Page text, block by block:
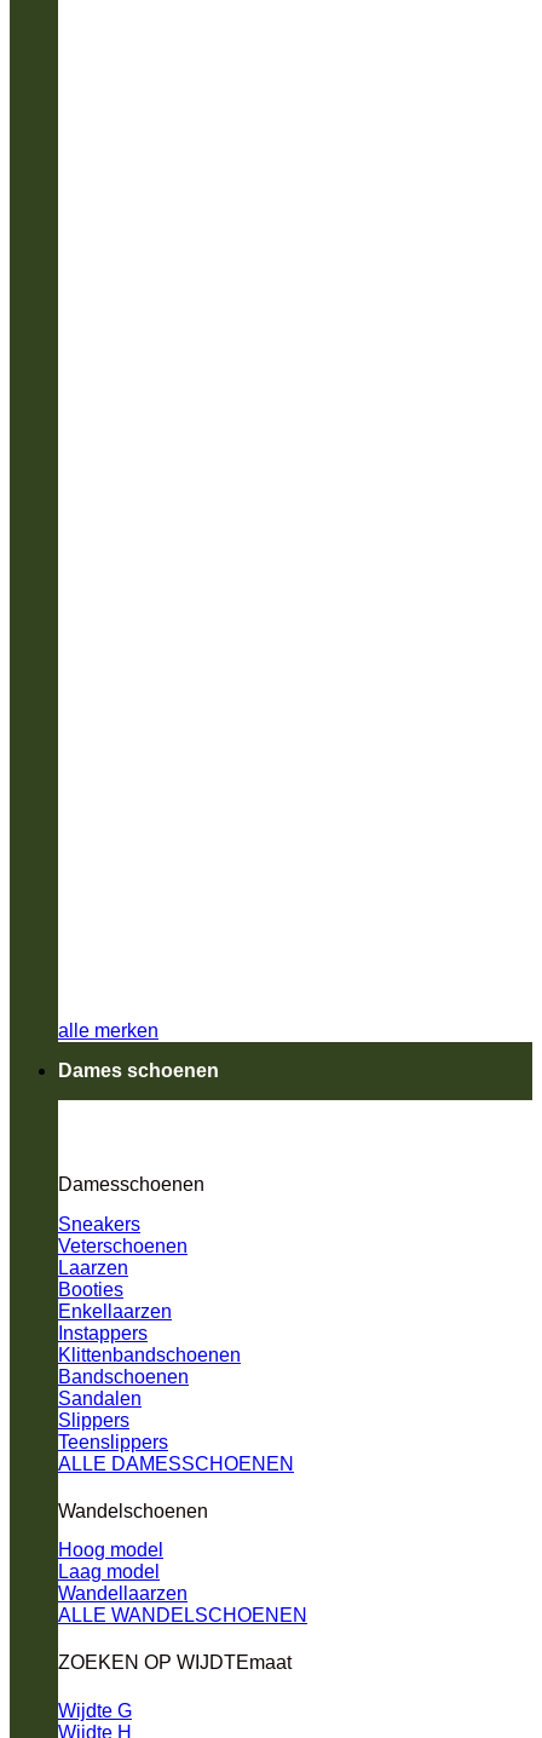
alle merken
Dames schoenen
Damesschoenen
Sneakers
Veterschoenen
Laarzen
Booties
Enkellaarzen
Instappers
Klittenbandschoenen
Bandschoenen
Sandalen
Slippers
Teenslippers
ALLE DAMESSCHOENEN
Wandelschoenen
Hoog model
Laag model
Wandellaarzen
ALLE WANDELSCHOENEN
ZOEKEN OP WIJDTEmaat
Wijdte G
Wijdte H